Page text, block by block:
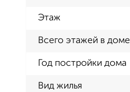
Этаж
Всего этажей в доме
Год постройки дома
Вид жилья